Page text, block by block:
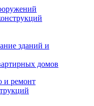
зданий и
домов
и ремонт